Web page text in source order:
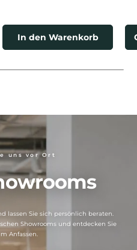
In den Warenkorb
uns vor Ort
lassen Sie sich persönlich beraten.
Showrooms und entdecken Sie
Anfassen.